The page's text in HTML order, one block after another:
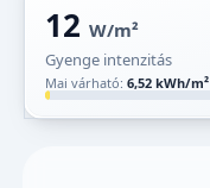
12 W/m²
Gyenge intenzitás
Mai várható: 6,52 kWh/m²